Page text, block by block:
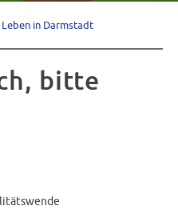
Leben in Darmstadt
bitte